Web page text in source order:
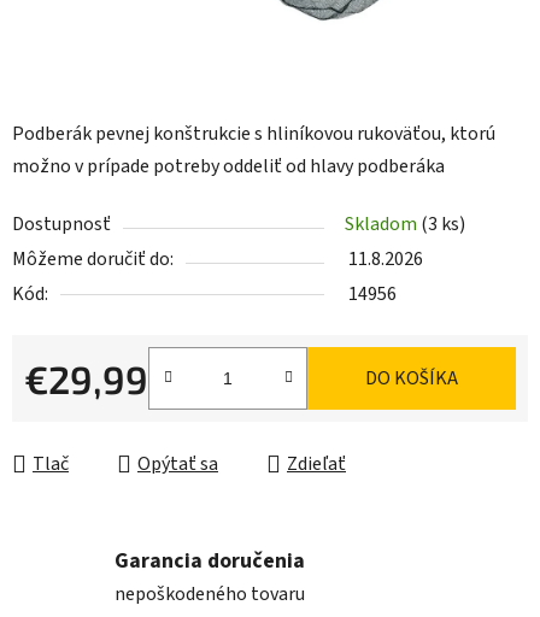
Podberák pevnej konštrukcie s hliníkovou rukoväťou, ktorú
možno v prípade potreby oddeliť od hlavy podberáka
Dostupnosť Skladom (3 ks)
Môžeme doručiť do:
11.8.2026
Kód:
14956
€29,99
Jednotková cena:
DO KOŠÍKA
Tlač Opýtať sa Zdieľať
Garancia doručenia
nepoškodeného tovaru